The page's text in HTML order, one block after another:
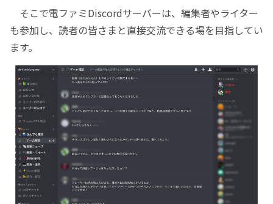
そこで電ファミDiscordサーバーは、編集者やライター
も参加し、読者の皆さまと直接交流できる場を目指してい
ます。